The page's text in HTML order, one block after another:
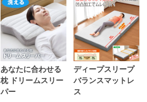
あなたに合わせる
枕 ドリームスリー
パー
ディープスリープ
バランスマットレ
ス